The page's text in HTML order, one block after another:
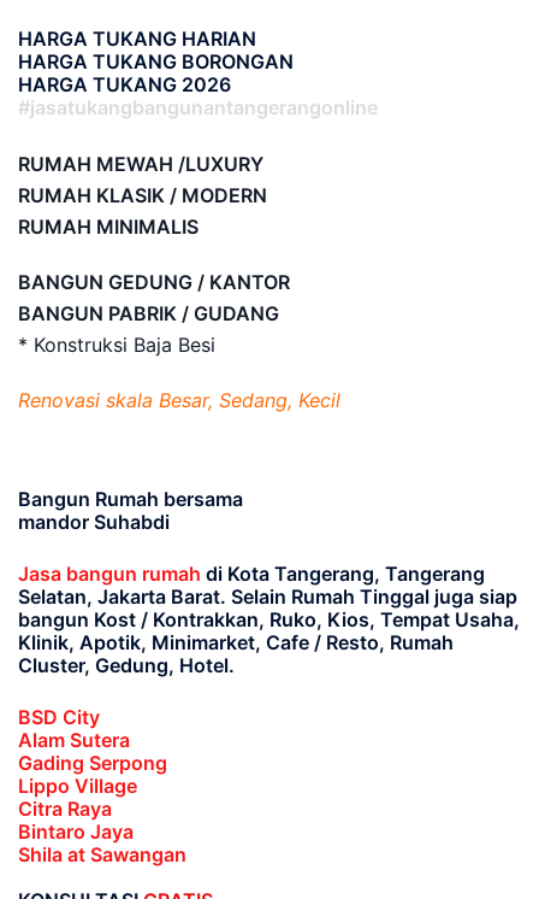
HARGA TUKANG HARIAN
HARGA TUKANG BORONGAN
HARGA TUKANG 2026
#jasatukangbangunantangerangonline
RUMAH MEWAH /LUXURY
RUMAH KLASIK / MODERN
RUMAH MINIMALIS
BANGUN GEDUNG / KANTOR
BANGUN PABRIK / GUDANG
* Konstruksi Baja Besi
Renovasi skala Besar, Sedang, Kecil
Bangun Rumah bersama
mandor Suhabdi
Jasa bangun rumah di Kota Tangerang, Tangerang
Selatan, Jakarta Barat. Selain Rumah Tinggal juga siap
bangun Kost / Kontrakkan, Ruko, Kios, Tempat Usaha,
Klinik, Apotik, Minimarket, Cafe / Resto, Rumah
Cluster, Gedung, Hotel.
BSD City
Alam Sutera
Gading Serpong
Lippo Village
Citra Raya
Bintaro Jaya
Shila at Sawangan